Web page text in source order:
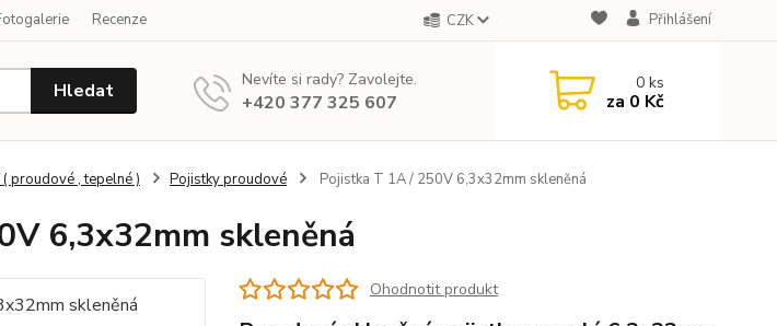
Recenze CZK Přihlášení
Hledat Nevíte si rady? Zavolejte.
+420 377 325 607
0ks
za 0 Kč
( proudové , tepelné ) Pojistky proudové Pojistka T 1A / 250V 6,3x32mm skleněná
6,3x32mm skleněná
Ohodnotit produkt